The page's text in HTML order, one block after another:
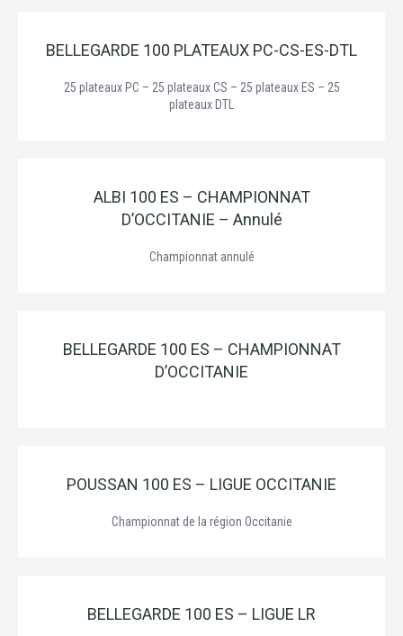
BELLEGARDE 100 PLATEAUX PC-CS-ES-DTL
25 plateaux PC – 25 plateaux CS – 25 plateaux ES – 25
plateaux DTL
ALBI 100 ES – CHAMPIONNAT
D’OCCITANIE – Annulé
Championnat annulé
BELLEGARDE 100 ES – CHAMPIONNAT
D’OCCITANIE
POUSSAN 100 ES – LIGUE OCCITANIE
Championnat de la région Occitanie
BELLEGARDE 100 ES – LIGUE LR